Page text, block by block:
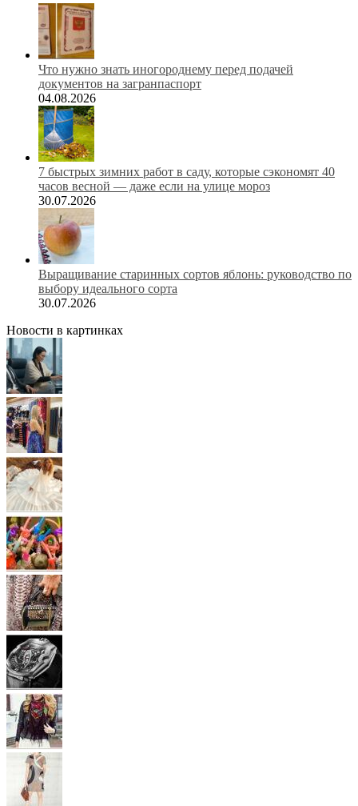
Что нужно знать иногороднему перед подачей
документов на загранпаспорт
04.08.2026
7 быстрых зимних работ в саду, которые сэкономят 40
часов весной — даже если на улице мороз
30.07.2026
Выращивание старинных сортов яблонь: руководство по
выбору идеального сорта
30.07.2026
Новости в картинках